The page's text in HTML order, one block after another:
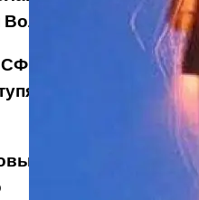
Выплаты В 10
На Карту Уже С
Пенсии —